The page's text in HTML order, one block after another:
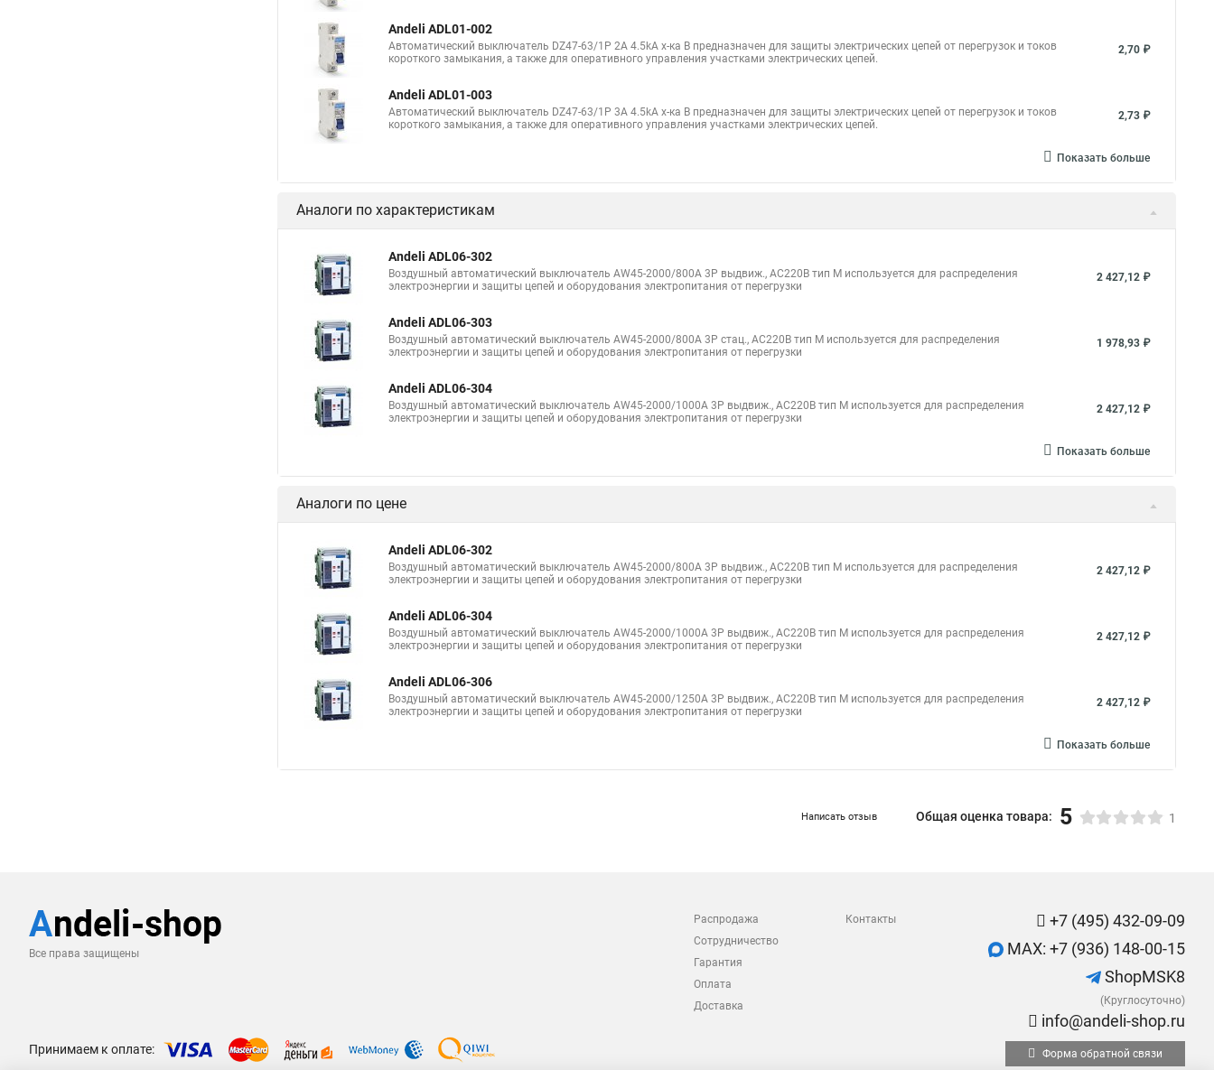
Andeli ADL01-002
Автоматический выключатель DZ47-63/1P 2A 4.5kA х-ка B предназначен для защиты электрических цепей от перегрузок и токов
короткого замыкания, а также для оперативного управления участками электрических цепей.
2,70 ₽
Andeli ADL01-003
Автоматический выключатель DZ47-63/1P 3A 4.5kA х-ка B предназначен для защиты электрических цепей от перегрузок и токов
короткого замыкания, а также для оперативного управления участками электрических цепей.
2,73 ₽
Показать больше
Аналоги по характеристикам
Andeli ADL06-302
Воздушный автоматический выключатель AW45-2000/800A 3P выдвиж., AC220В тип М используется для распределения
электроэнергии и защиты цепей и оборудования электропитания от перегрузки
2 427,12 ₽
Andeli ADL06-303
Воздушный автоматический выключатель AW45-2000/800A 3P стац., AC220В тип М используется для распределения
электроэнергии и защиты цепей и оборудования электропитания от перегрузки
1 978,93 ₽
Andeli ADL06-304
Воздушный автоматический выключатель AW45-2000/1000A 3P выдвиж., AC220В тип М используется для распределения
электроэнергии и защиты цепей и оборудования электропитания от перегрузки
2 427,12 ₽
Показать больше
Аналоги по цене
Andeli ADL06-302
Воздушный автоматический выключатель AW45-2000/800A 3P выдвиж., AC220В тип М используется для распределения
электроэнергии и защиты цепей и оборудования электропитания от перегрузки
2 427,12 ₽
Andeli ADL06-304
Воздушный автоматический выключатель AW45-2000/1000A 3P выдвиж., AC220В тип М используется для распределения
электроэнергии и защиты цепей и оборудования электропитания от перегрузки
2 427,12 ₽
Andeli ADL06-306
Воздушный автоматический выключатель AW45-2000/1250A 3P выдвиж., AC220В тип М используется для распределения
электроэнергии и защиты цепей и оборудования электропитания от перегрузки
2 427,12 ₽
Показать больше
Написать отзыв Общая оценка товара: 5 1
Все права защищены
Распродажа
Сотрудничество
Гарантия
Оплата
Доставка
Контакты
+7 (495) 432-09-09
MAX: +7 (936) 148-00-15
ShopMSK8
(Круглосуточно)
info@andeli-shop.ru
Принимаем к оплате: Форма обратной связи